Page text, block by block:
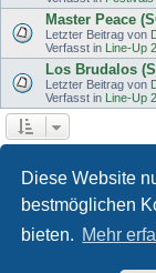
Diese Website
bestmöglichen
bieten. Mehr
Master Peace
Letzter Beitrag von
Verfasst in Line-Up
Los Brudalos
Letzter Beitrag von
Verfasst in Line-Up
Tauberplanscher-